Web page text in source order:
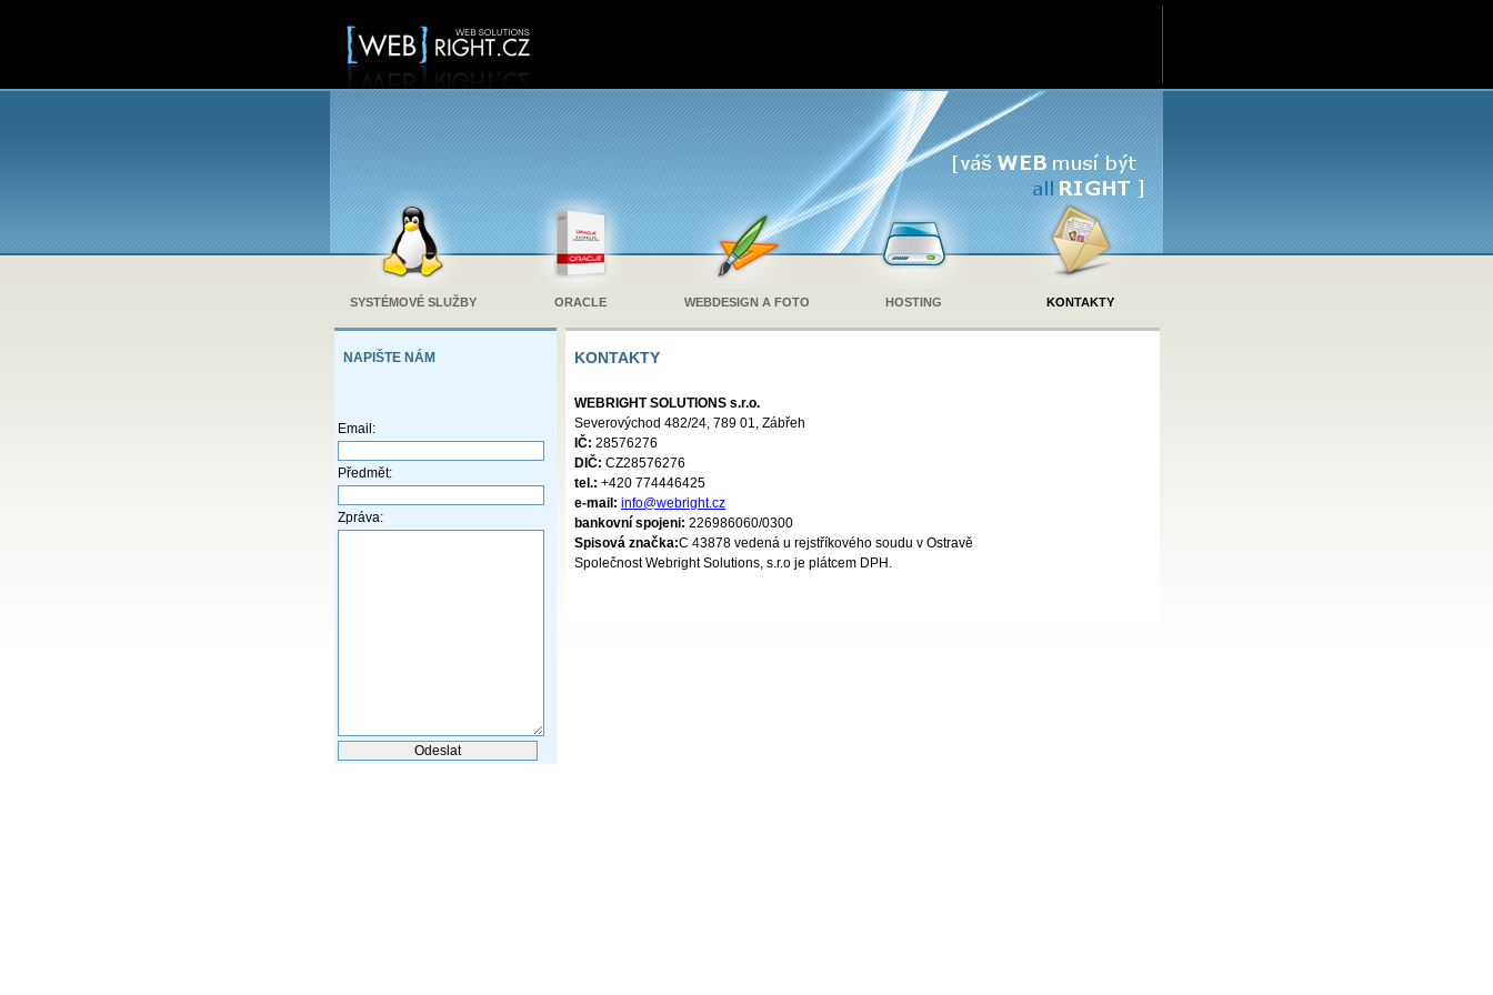
SYSTÉMOVÉ SLUŽBY ORACLE WEBDESIGN A FOTO HOSTING KONTAKTY
NAPIŠTE NÁM
Email:
Předmět:
Zpráva:
KONTAKTY
WEBRIGHT SOLUTIONS s.r.o.
Severovýchod 482/24, 789 01, Zábřeh
IČ: 28576276
DIČ: CZ28576276
tel.: +420 774446425
e-mail: info@webright.cz
bankovní spojeni: 226986060/0300
Spisová značka:C 43878 vedená u rejstříkového soudu v Ostravě
Společnost Webright Solutions, s.r.o je plátcem DPH.